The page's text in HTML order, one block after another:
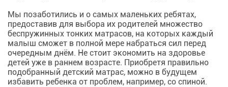
Мы позаботились и о самых маленьких ребятах,
предоставив для выбора их родителей множество
беспружинных тонких матрасов, на которых каждый
малыш сможет в полной мере набраться сил перед
очередным днём. Не стоит экономить на здоровье
детей уже в раннем возрасте. Приобретя правильно
подобранный детский матрас, можно в будущем
избавить ребенка от проблем, например, со спиной.